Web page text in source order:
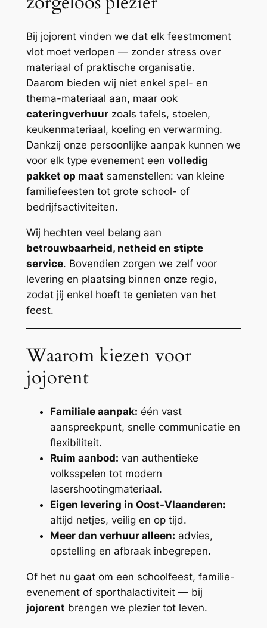
Bij jojorent vinden we dat elk feestmoment
vlot moet verlopen — zonder stress over
materiaal of praktische organisatie.
Daarom bieden wij niet enkel spel- en
thema-materiaal aan, maar ook
cateringverhuurzoals tafels, stoelen,
keukenmateriaal, koeling en verwarming.
Dankzij onze persoonlijke aanpak kunnen we
voor elk type evenement een volledig
pakket op maat samenstellen: van kleine
familiefeesten tot grote school- of
bedrijfsactiviteiten.
Wij hechten veel belang aan
betrouwbaarheid, netheid en stipte
service. Bovendien zorgen we zelf voor
levering en plaatsing binnen onze regio,
zodat jij enkel hoeft te genieten van het
feest.
Waarom kiezen voor
jojorent
Familiale aanpak: één vast
aanspreekpunt, snelle communicatie en
flexibiliteit.
Ruim aanbod: van authentieke
volksspelen tot modern
lasershootingmateriaal.
Eigen levering in Oost-Vlaanderen:
altijd netjes, veilig en op tijd.
Meer dan verhuur alleen: advies,
opstelling en afbraak inbegrepen.
Of het nu gaat om een schoolfeest, familie-
evenement of sporthalactiviteit — bij
jojorent brengen we plezier tot leven.